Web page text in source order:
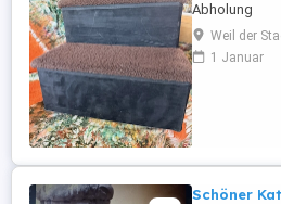
Abholung
Weil der
1 Januar
Schöner